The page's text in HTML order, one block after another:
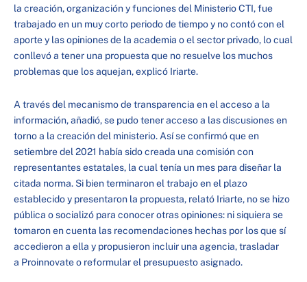
la creación, organización y funciones del Ministerio CTI, fue
trabajado en un muy corto periodo de tiempo y no contó con el
aporte y las opiniones de la academia o el sector privado, lo cual
conllevó a tener una propuesta que no resuelve los muchos
problemas que los aquejan, explicó Iriarte.
A través del mecanismo de transparencia en el acceso a la
información, añadió, se pudo tener acceso a las discusiones en
torno a la creación del ministerio. Así se confirmó que en
setiembre del 2021 había sido creada una comisión con
representantes estatales, la cual tenía un mes para diseñar la
citada norma. Si bien terminaron el trabajo en el plazo
establecido y presentaron la propuesta, relató Iriarte, no se hizo
pública o socializó para conocer otras opiniones: ni siquiera se
tomaron en cuenta las recomendaciones hechas por los que sí
accedieron a ella y propusieron incluir una agencia, trasladar
a Proinnovate o reformular el presupuesto asignado.